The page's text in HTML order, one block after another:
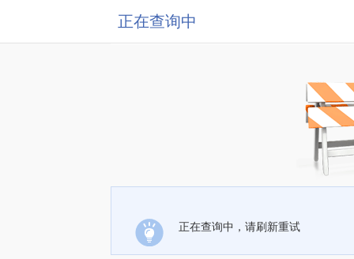
正在查询中
正在查询中，请刷新重试